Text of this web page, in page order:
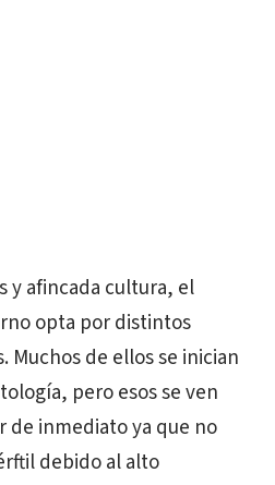
y afincada cultura, el
opta por distintos
Muchos de ellos se inician
pero esos se ven
de inmediato ya que no
debido al alto